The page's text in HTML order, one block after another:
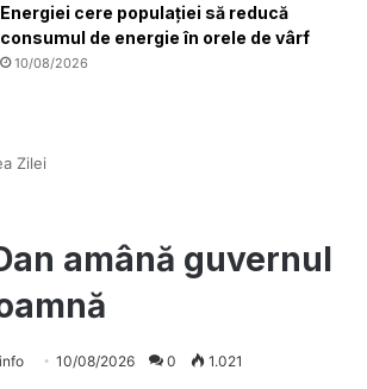
Energiei cere populației să reducă
consumul de energie în orele de vârf
10/08/2026